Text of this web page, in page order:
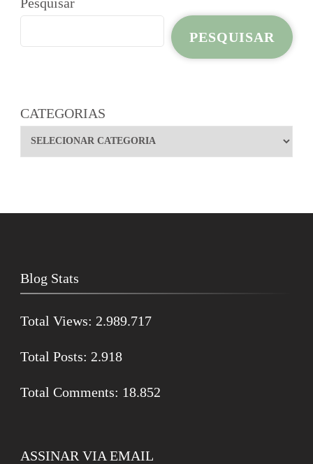
PESQUISAR
CATEGORIAS
Blog Stats
Total Views: 2.989.717
Total Posts: 2.918
Total Comments: 18.852
ASSINAR VIA EMAIL